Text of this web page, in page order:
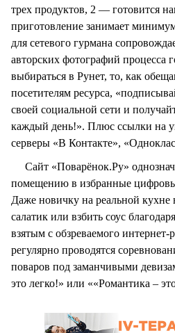
трех продуктов, 2 — готовится
приготовление занимает
для сетевого гурмана
авторских фотографий процесса
выбираться в Рунет, то, как
посетителям ресурса,
своей социальной сети и
каждый день!». Плюс ссылки на
серверы «В Контакте»,
Сайт «Поварёнок.Ру»
помещению в избранные
Даже новичку на реальной кухне
салатик или взбить соус
взятым с обзреваемого интернет-
регулярно проводятся
поваров под заманчивыми
это легко!» или ««Романтика –